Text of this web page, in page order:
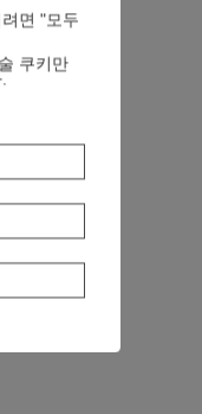
면 "모두
쿠키만